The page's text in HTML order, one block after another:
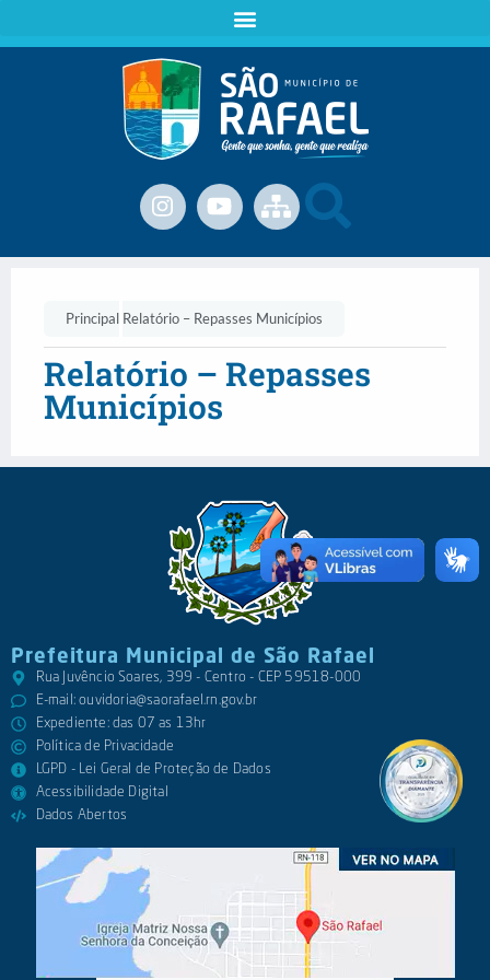
Principal Relatório – Repasses Municípios
Relatório – Repasses
Municípios
Prefeitura Municipal de São Rafael
Rua Juvêncio Soares, 399 - Centro - CEP 59518-000
E-mail:ouvidoria@saorafael.rn.gov.br
Expediente: das 07 as 13hr
Política de Privacidade
LGPD - Lei Geral de Proteção de Dados
Acessibilidade Digital
Dados Abertos